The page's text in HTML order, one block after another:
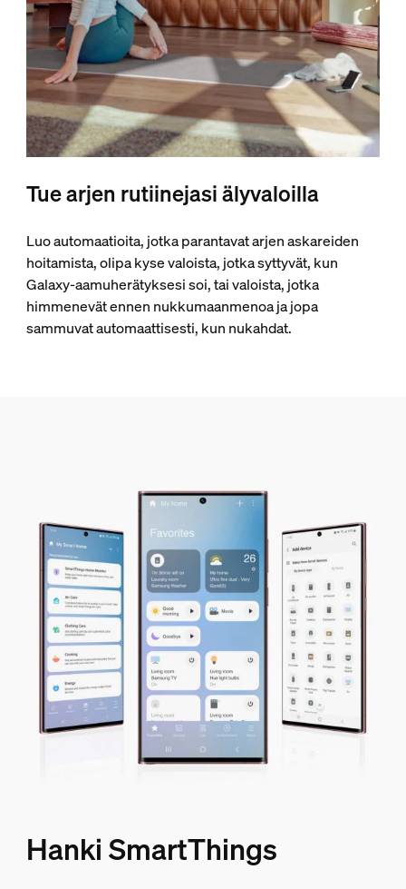
Tue arjen rutiinejasi älyvaloilla
Luo automaatioita, jotka parantavat arjen askareiden
hoitamista, olipa kyse valoista, jotka syttyvät, kun
Galaxy-aamuherätyksesi soi, tai valoista, jotka
himmenevät ennen nukkumaanmenoa ja jopa
sammuvat automaattisesti, kun nukahdat.
Hanki SmartThings